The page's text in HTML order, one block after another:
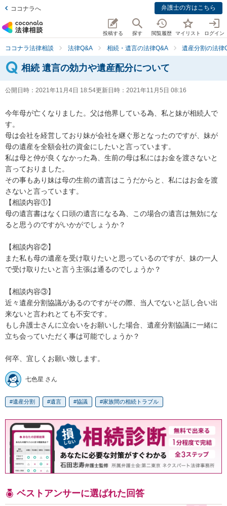
ココナラへ 弁護士の方はこちら
投稿する 探す 閲覧履歴 マイリスト ログイン
ココナラ法律相談 法律Q&A 相続・遺言の法律Q&A 遺産分割の法律
相続 遺言の効力や遺産配分について
公開日時： 2021年11月4日 18:54更新日時： 2021年11月5日 08:16
今年母が亡くなりました。父は他界している為、私と妹が相続人で
す。
母は会社を経営しており妹が会社を継ぐ形となったのですが、妹が
母の遺産を全額会社の資金にしたいと言っています。
私は母と仲が良くなかった為、生前の母は私にはお金を渡さないと
言っておりました。
その事もあり妹は母の生前の遺言はこうだからと、私にはお金を渡
さないと言っています。
【相談内容①】
母の遺言書はなく口頭の遺言になる為、この場合の遺言は無効にな
ると思うのですがいかがでしょうか？
【相談内容②】
また私も母の遺産を受け取りたいと思っているのですが、妹の一人
で受け取りたいと言う主張は通るのでしょうか？
【相談内容③】
近々遺産分割協議があるのですがその際、当人でないと話し合い出
来ないと言われとても不安です。
もし弁護士さんに立会いをお願いした場合、遺産分割協議に一緒に
立ち会っていただく事は可能でしょうか？
何卒、宜しくお願い致します。
七色星 さん
遺産分割 遺言 協議 家族間の相続トラブル
ベストアンサーに選ばれた回答